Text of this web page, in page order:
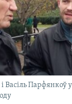
Васіль Парфянкоў у